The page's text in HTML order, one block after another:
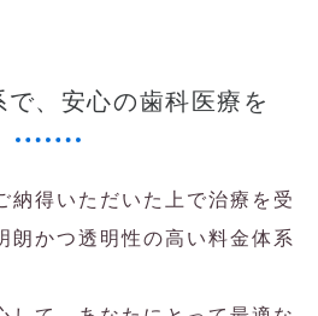
、安心の歯科医療を
納得いただいた上で治療を受
朗かつ透明性の高い料金体系